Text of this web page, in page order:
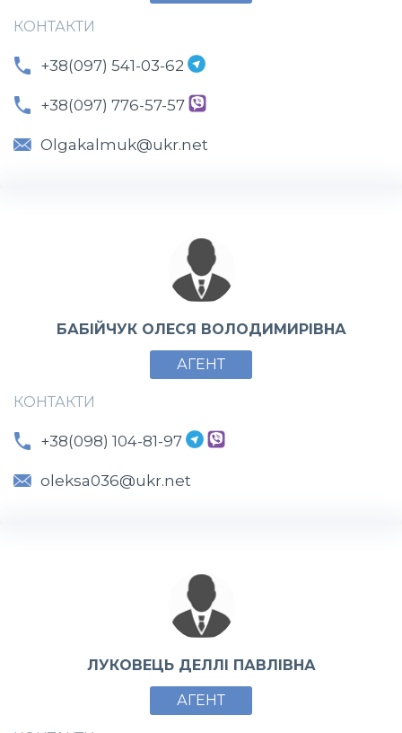
КОНТАКТИ
+38(097) 541-03-62
+38(097) 776-57-57
Olgakalmuk@ukr.net
БАБІЙЧУК ОЛЕСЯ ВОЛОДИМИРІВНА
АГЕНТ
КОНТАКТИ
+38(098) 104-81-97
oleksa036@ukr.net
ЛУКОВЕЦЬ ДЕЛЛІ ПАВЛІВНА
АГЕНТ